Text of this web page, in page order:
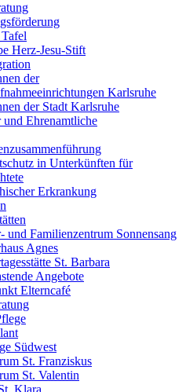
Herz-Jesu-Stift
der
Karlsruhe
der Stadt Karlsruhe
und Ehrenamtliche
in Unterkünften für
Erkrankung
und Familienzentrum Sonnensang
Agnes
St. Barbara
Angebote
Elterncafé
Südwest
St. Franziskus
St. Valentin
Klara